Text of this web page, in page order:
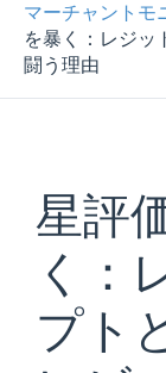
マーチャントモ
を暴く：レジッ
闘う理由
星評
く：
プト